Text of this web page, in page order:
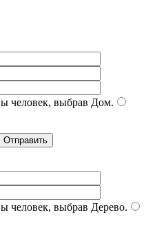
человек, выбрав Дом.
человек, выбрав Дерево.